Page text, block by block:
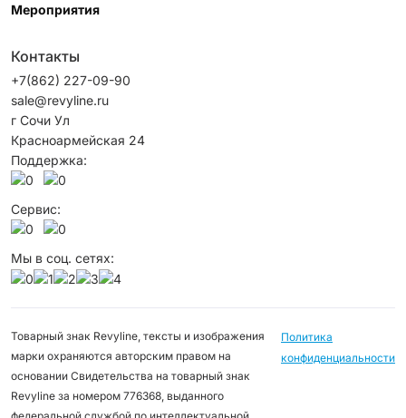
Мероприятия
Контакты
+7(862) 227-09-90
sale@revyline.ru
г Сочи Ул
Красноармейская 24
Поддержка:
Сервис:
Мы в соц. сетях:
Товарный знак Revyline, тексты и изображения
марки охраняются авторским правом на
основании Свидетельства на товарный знак
Revyline за номером 776368, выданного
Политика
конфиденциальности